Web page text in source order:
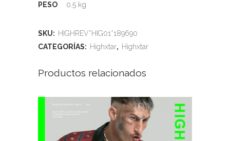
PESO 0.5 kg
SKU: HIGHREV*HIG01*189690
CATEGORÍAS: Highxtar, Highxtar
Productos relacionados